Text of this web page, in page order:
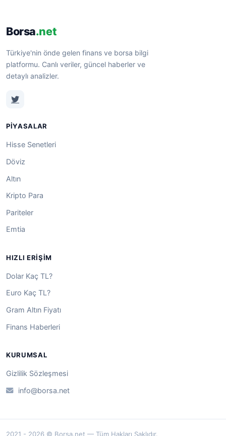
Borsa.net
Türkiye'nin önde gelen finans ve borsa bilgi
platformu. Canlı veriler, güncel haberler ve
detaylı analizler.
PIYASALAR
Hisse Senetleri
Döviz
Altın
Kripto Para
Pariteler
Emtia
HIZLI ERIŞIM
Dolar Kaç TL?
Euro Kaç TL?
Gram Altın Fiyatı
Finans Haberleri
KURUMSAL
Gizlilik Sözleşmesi
info@borsa.net
2021 - 2026 © Borsa.net — Tüm Hakları Saklıdır.